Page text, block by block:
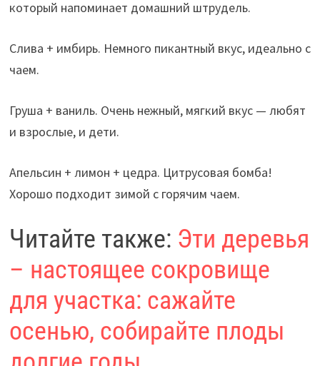
который напоминает домашний штрудель.
Слива + имбирь. Немного пикантный вкус, идеально с
чаем.
Груша + ваниль. Очень нежный, мягкий вкус — любят
и взрослые, и дети.
Апельсин + лимон + цедра. Цитрусовая бомба!
Хорошо подходит зимой с горячим чаем.
Читайте также: Эти деревья
– настоящее сокровище
для участка: сажайте
осенью, собирайте плоды